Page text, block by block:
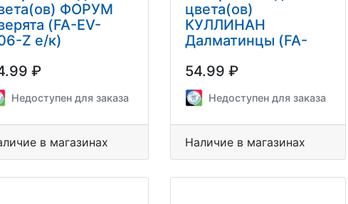
ФОРУМ
(FA-EV-
Z e/к)
₽
Недоступен для заказа
в магазинах
цвета(ов)
КУЛЛИНАН
Далматинцы (FA-
54.99 ₽
Недоступен для заказа
Наличие в магазинах